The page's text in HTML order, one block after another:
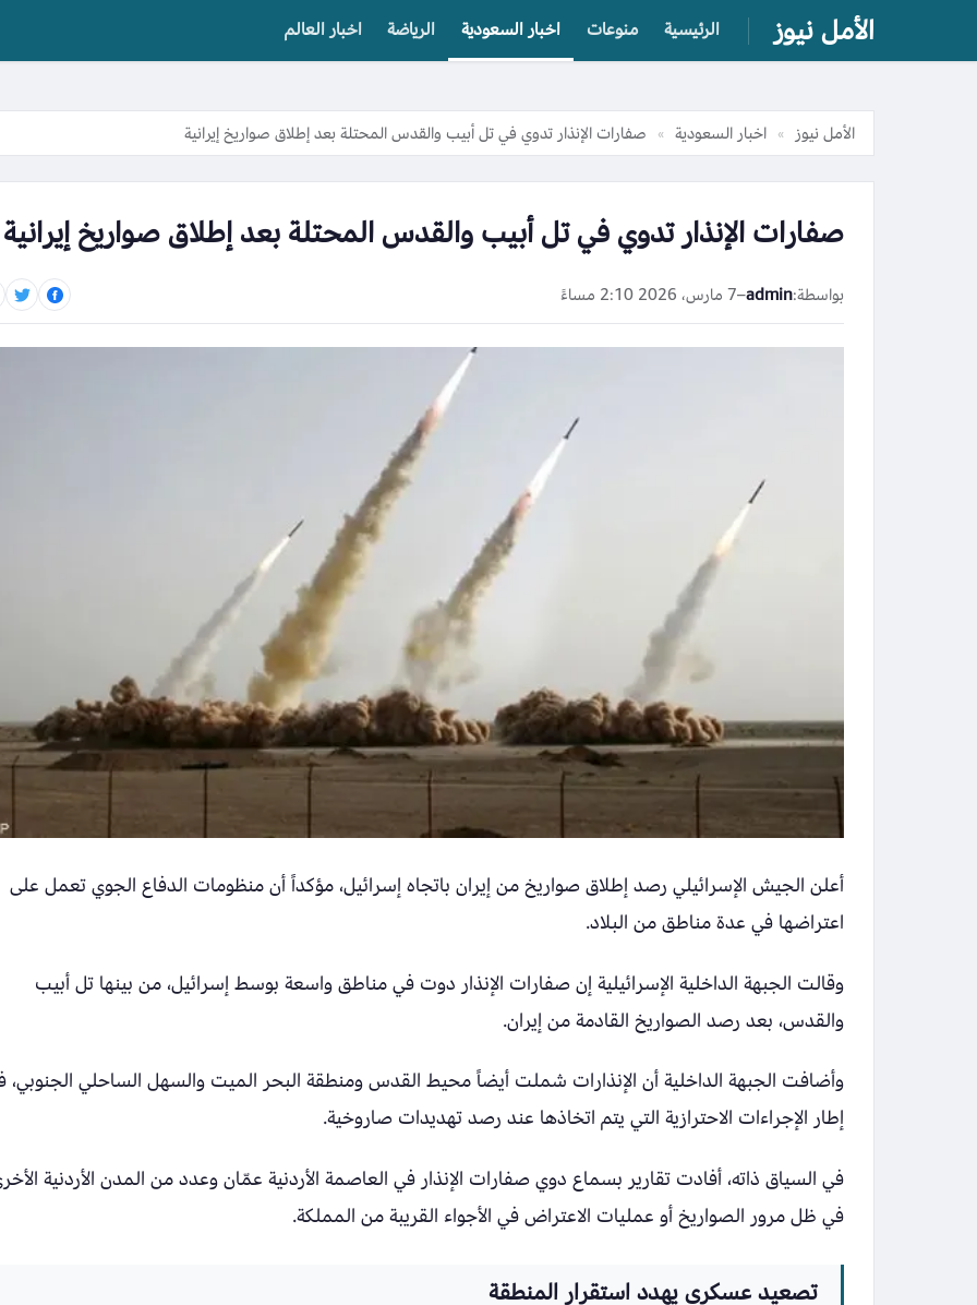
الأمل نيوز الرئيسية منوعات اخبار السعودية الرياضة اخبار العالم
الأمل نيوز » اخبار السعودية » صفارات الإنذار تدوي في تل أبيب والقدس المحتلة بعد إطلاق صواريخ إيرانية
صفارات الإنذار تدوي في تل أبيب والقدس المحتلة بعد إطلاق صواريخ إيرانية
بواسطة:admin
–7 مارس، 2026 2:10 مساءً
أعلن الجيش الإسرائيلي رصد إطلاق صواريخ من إيران باتجاه إسرائيل، مؤكداً أن منظومات الدفاع الجوي تعمل على
اعتراضها في عدة مناطق من البلاد.
وقالت الجبهة الداخلية الإسرائيلية إن صفارات الإنذار دوت في مناطق واسعة بوسط إسرائيل، من بينها تل أبيب
والقدس، بعد رصد الصواريخ القادمة من إيران.
وأضافت الجبهة الداخلية أن الإنذارات شملت أيضاً محيط القدس ومنطقة البحر الميت والسهل الساحلي الجنوبي،
إطار الإجراءات الاحترازية التي يتم اتخاذها عند رصد تهديدات صاروخية.
في السياق ذاته، أفادت تقارير بسماع دوي صفارات الإنذار في العاصمة الأردنية عمّان وعدد من المدن الأردنية
في ظل مرور الصواريخ أو عمليات الاعتراض في الأجواء القريبة من المملكة.
تصعيد عسكري يهدد استقرار المنطقة